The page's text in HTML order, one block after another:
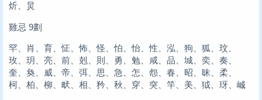
炘、炅
雞忌 9劃
罕、肖、育、怔、怖、怪、怕、怡、性、泓、狗、狐、玟、
玫、玥、亮、前、剋、則、勇、勉、咸、品、城、奕、奏、
奎、奐、威、帝、弭、思、急、怎、怨、春、昭、昧、柔、
柯、柏、柳、畎、相、矜、秋、穿、突、竿、美、狘、玡、峸